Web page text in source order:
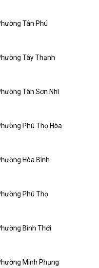
Tân Phú
Tây Thạnh
Tân Sơn Nhì
Phú Thọ Hòa
Hòa Bình
Phú Thọ
Bình Thới
Minh Phụng